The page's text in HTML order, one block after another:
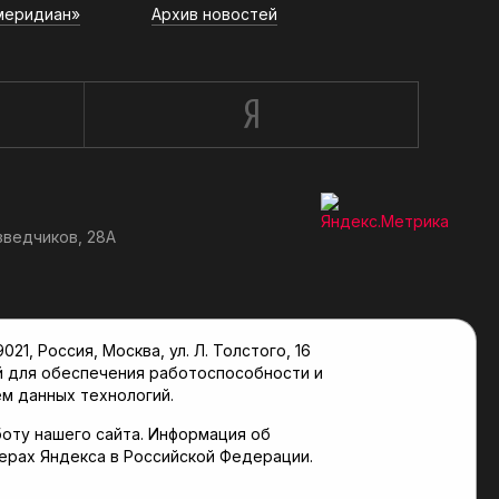
Архив новостей
28А
Россия, Москва, ул. Л. Толстого, 16
обеспечения работоспособности и
данных технологий.
нашего сайта. Информация об
Яндекса в Российской Федерации.